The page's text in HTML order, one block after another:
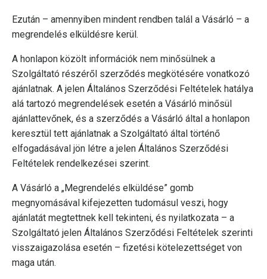
Ezután – amennyiben mindent rendben talál a Vásárló – a
megrendelés elküldésre kerül.
A honlapon közölt információk nem minősülnek a
Szolgáltató részéről szerződés megkötésére vonatkozó
ajánlatnak. A jelen Általános Szerződési Feltételek hatálya
alá tartozó megrendelések esetén a Vásárló minősül
ajánlattevőnek, és a szerződés a Vásárló által a honlapon
keresztül tett ajánlatnak a Szolgáltató által történő
elfogadásával jön létre a jelen Általános Szerződési
Feltételek rendelkezései szerint.
A Vásárló a „Megrendelés elküldése” gomb
megnyomásával kifejezetten tudomásul veszi, hogy
ajánlatát megtettnek kell tekinteni, és nyilatkozata – a
Szolgáltató jelen Általános Szerződési Feltételek szerinti
visszaigazolása esetén – fizetési kötelezettséget von
maga után.